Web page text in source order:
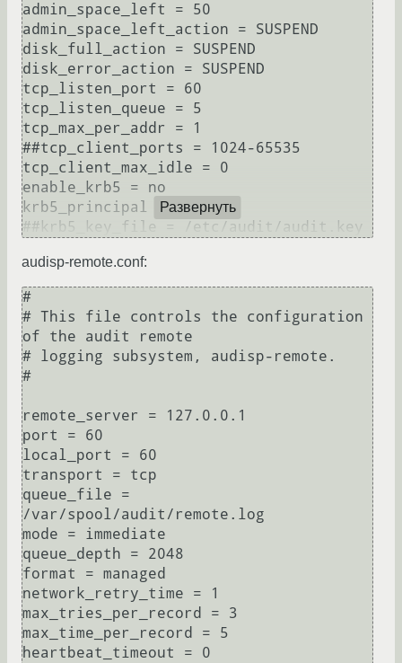
admin_space_left = 50
admin_space_left_action = SUSPEND
disk_full_action = SUSPEND
disk_error_action = SUSPEND
tcp_listen_port = 60
tcp_listen_queue = 5
tcp_max_per_addr = 1
##tcp_client_ports = 1024-65535
tcp_client_max_idle = 0
enable_krb5 = no
krb5_principal = auditd
##krb5_key_file = /etc/audit/audit.key
Развернуть
audisp-remote.conf:
#
# This file controls the configuration
of the audit remote
# logging subsystem, audisp-remote.
#
remote_server = 127.0.0.1
port = 60
local_port = 60
transport = tcp
queue_file =
/var/spool/audit/remote.log
mode = immediate
queue_depth = 2048
format = managed
network_retry_time = 1
max_tries_per_record = 3
max_time_per_record = 5
heartbeat_timeout = 0